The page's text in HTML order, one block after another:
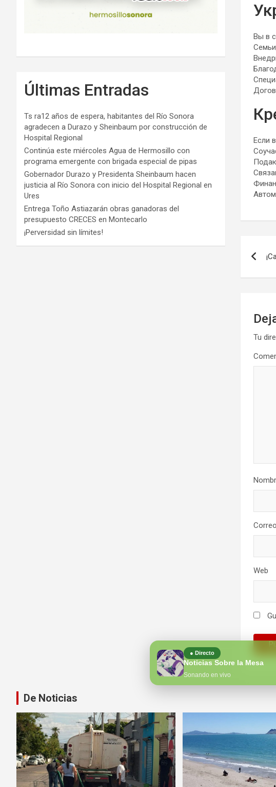
Вы в
Если
de
Tu
Web
● Directo
Noticias Sobre la Mesa
Sonando en vivo
Últimas Entradas
Ts ra12 años de espera, habitantes del Río Sonora
agradecen a Durazo y Sheinbaum por construcción de
Hospital Regional
Continúa este miércoles Agua de Hermosillo con
programa emergente con brigada especial de pipas
Gobernador Durazo y Presidenta Sheinbaum hacen
justicia al Río Sonora con inicio del Hospital Regional en
Ures
Entrega Toño Astiazarán obras ganadoras del
presupuesto CRECES en Montecarlo
¡Perversidad sin límites!
De Noticias